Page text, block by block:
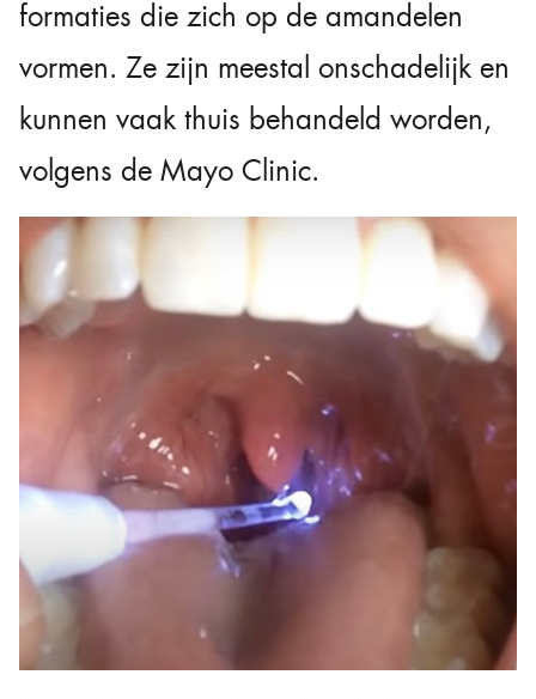
formaties die zich op de amandelen
vormen. Ze zijn meestal onschadelijk en
kunnen vaak thuis behandeld worden,
volgens de Mayo Clinic.